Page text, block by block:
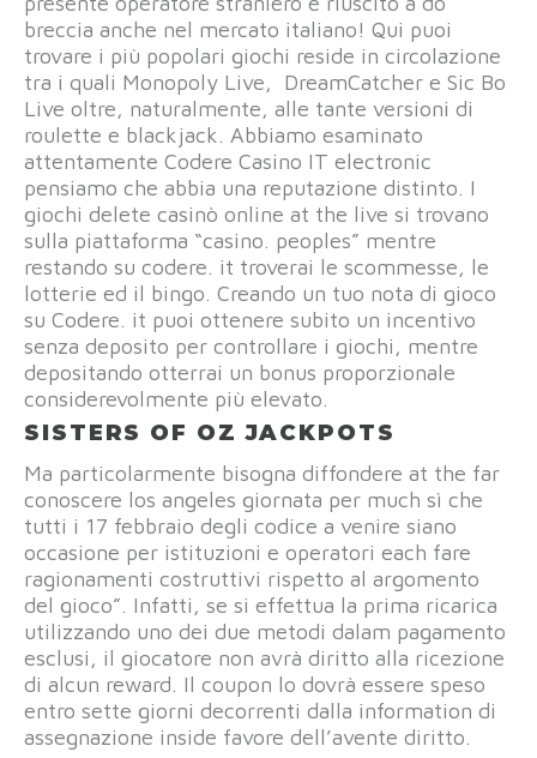
breccia anche nel mercato italiano! Qui puoi
trovare i più popolari giochi reside in circolazione
tra i quali Monopoly Live, DreamCatcher e Sic Bo
Live oltre, naturalmente, alle tante versioni di
roulette e blackjack. Abbiamo esaminato
attentamente Codere Casino IT electronic
pensiamo che abbia una reputazione distinto. I
giochi delete casinò online at the live si trovano
sulla piattaforma “casino. peoples” mentre
restando su codere. it troverai le scommesse, le
lotterie ed il bingo. Creando un tuo nota di gioco
su Codere. it puoi ottenere subito un incentivo
senza deposito per controllare i giochi, mentre
depositando otterrai un bonus proporzionale
considerevolmente più elevato.
SISTERS OF OZ JACKPOTS
Ma particolarmente bisogna diffondere at the far
conoscere los angeles giornata per much sì che
tutti i 17 febbraio degli codice a venire siano
occasione per istituzioni e operatori each fare
ragionamenti costruttivi rispetto al argomento
del gioco”. Infatti, se si effettua la prima ricarica
utilizzando uno dei due metodi dalam pagamento
esclusi, il giocatore non avrà diritto alla ricezione
di alcun reward. Il coupon lo dovrà essere speso
entro sette giorni decorrenti dalla information di
assegnazione inside favore dell’avente diritto.